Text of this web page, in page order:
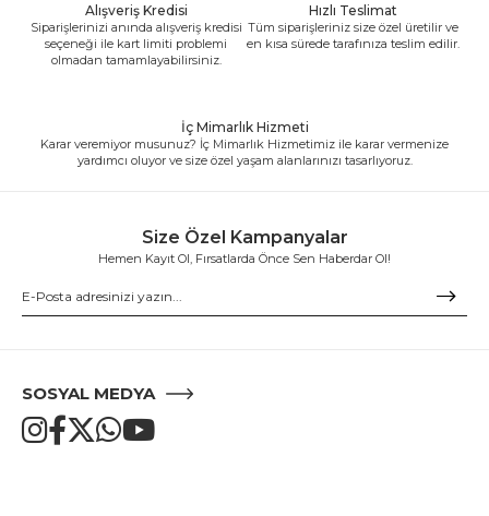
Alışveriş Kredisi
Siparişlerinizi anında alışveriş kredisi
seçeneği ile kart limiti problemi
olmadan tamamlayabilirsiniz.
Hızlı Teslimat
Tüm siparişleriniz size özel üretilir ve
en kısa sürede tarafınıza teslim edilir.
İç Mimarlık Hizmeti
Karar veremiyor musunuz? İç Mimarlık Hizmetimiz ile karar vermenize
yardımcı oluyor ve size özel yaşam alanlarınızı tasarlıyoruz.
Size Özel Kampanyalar
Hemen Kayıt Ol, Fırsatlarda Önce Sen Haberdar Ol!
SOSYAL MEDYA